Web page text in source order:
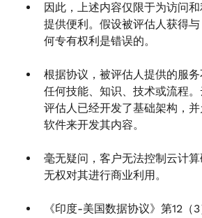
因此，上述内容仅限于为访问
提供便利。假设被评估人获得
何专有权利是错误的。
根据协议，被评估人提供的服
任何技能、知识、技术或流程
评估人已经开发了基础架构，
软件来开发其内容。
毫无疑问，客户无法控制云计
无权对其进行商业利用。
《印度-美国数据协议》第12（